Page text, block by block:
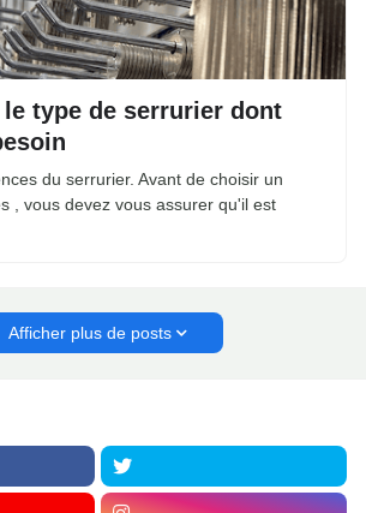
le type de serrurier dont
du serrurier. Avant de choisir un
, vous devez vous assurer qu'il est
Afficher plus de posts